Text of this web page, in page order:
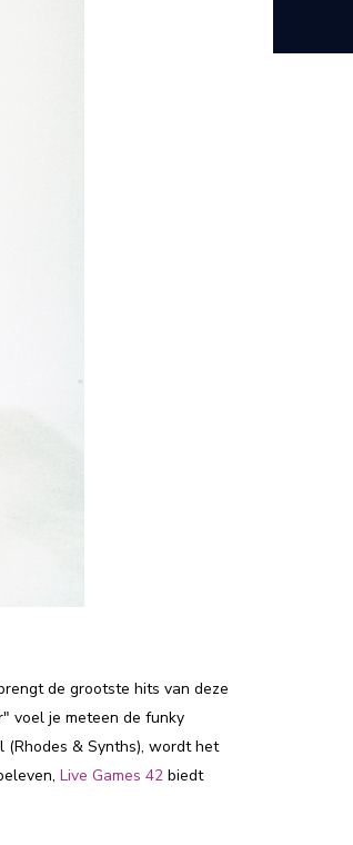
de grootste hits van deze
voel je meteen de funky
(Rhodes & Synths), wordt het
Live Games 42 biedt